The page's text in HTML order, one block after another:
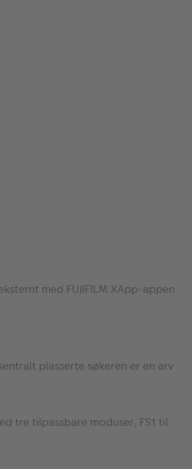
med FUJIFILM XApp-appen
plasserte søkeren er en arv
tre tilpassbare moduser, FS1 til